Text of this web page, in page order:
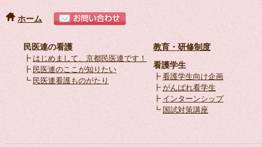
ホーム
民医連の看護
┣ はじめまして、京都民医連です！
┣ 民医連のここが知りたい
┗ 民医連看護ものがたり
教育・研修制度
看護学生
┣ 看護学生向け企画
┣ がんばれ看学生
┣ インターンシップ
┗ 国試対策講座